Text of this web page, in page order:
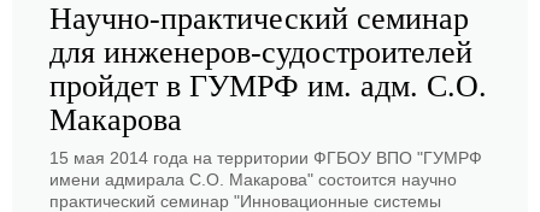
Научно-практический семинар
для инженеров-судостроителей
пройдет в ГУМРФ им. адм. С.О.
Макарова
15 мая 2014 года на территории ФГБОУ ВПО "ГУМРФ
имени адмирала С.О. Макарова" состоится научно
практический семинар "Инновационные системы